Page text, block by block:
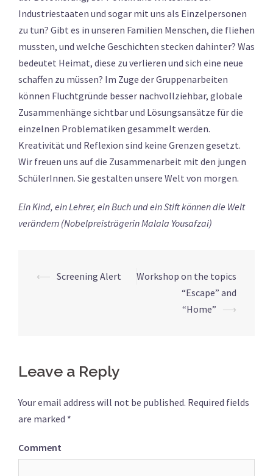
Industriestaaten und sogar mit uns als Einzelpersonen
zu tun? Gibt es in unseren Familien Menschen, die fliehen
mussten, und welche Geschichten stecken dahinter? Was
bedeutet Heimat, diese zu verlieren und sich eine neue
schaffen zu müssen? Im Zuge der Gruppenarbeiten
können Fluchtgründe besser nachvollziehbar, globale
Zusammenhänge sichtbar und Lösungsansätze für die
einzelnen Problematiken gesammelt werden.
Kreativität und Reflexion sind keine Grenzen gesetzt.
Wir freuen uns auf die Zusammenarbeit mit den jungen
SchülerInnen. Sie gestalten unsere Welt von morgen.
Ein Kind, ein Lehrer, ein Buch und ein Stift können die Welt
verändern (Nobelpreisträgerin Malala Yousafzai)
Post
⟵ Screening Alert
Workshop on the topics
“Escape” and
“Home” ⟶
Leave a Reply
Your email address will not be published. Required fields
are marked *
Comment